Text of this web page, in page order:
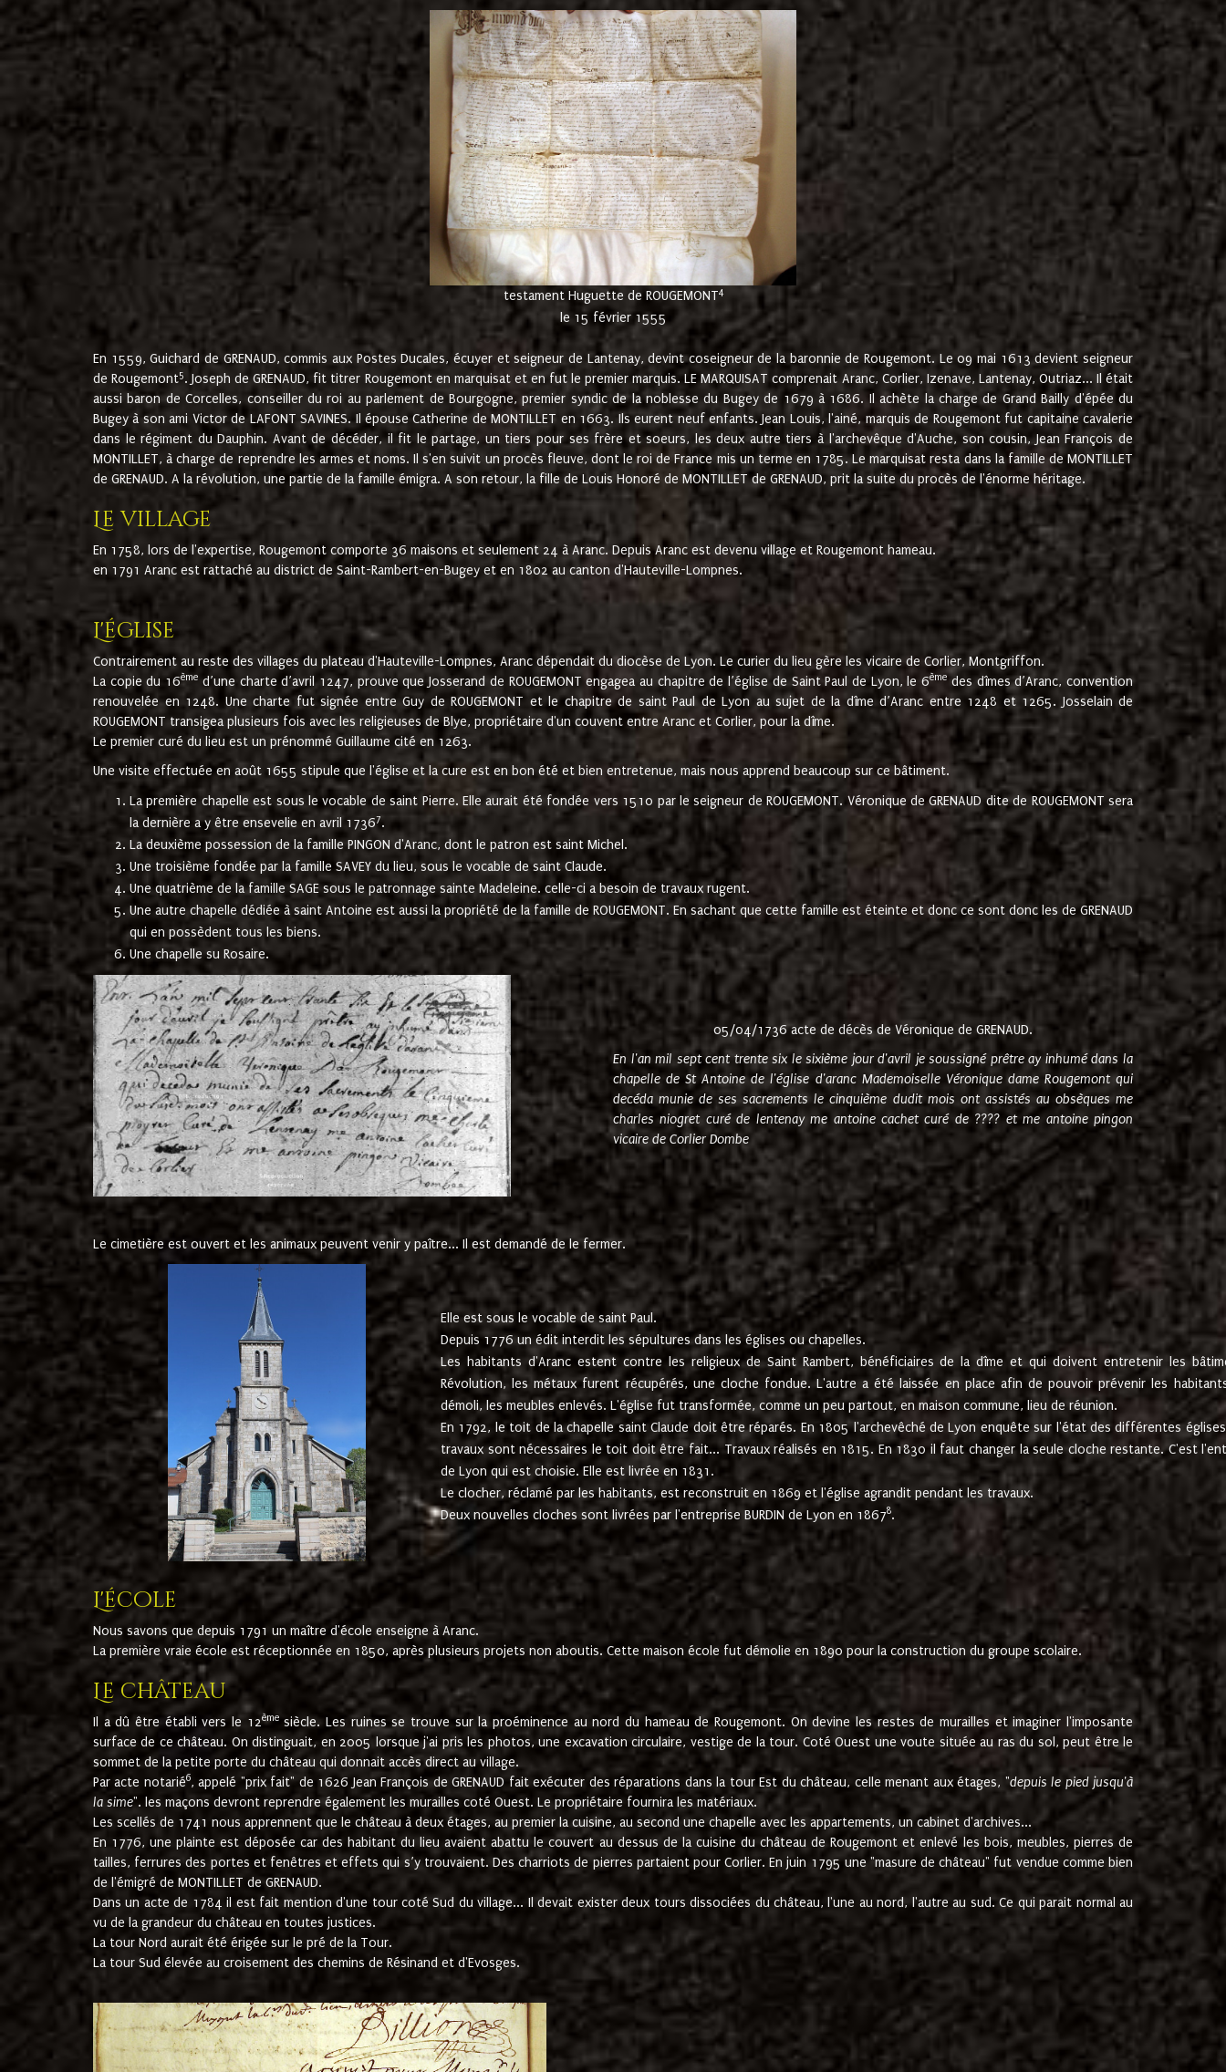
testament Huguette de ROUGEMONT4
le 15 février 1555
En 1559, Guichard de GRENAUD, commis aux Postes Ducales, écuyer et seigneur de Lantenay, devint coseigneur de la baronnie de Rougemont. Le 09 mai 1613 devient seigneur
de Rougemont5. Joseph de GRENAUD, fit titrer Rougemont en marquisat et en fut le premier marquis. LE MARQUISAT comprenait Aranc, Corlier, Izenave, Lantenay, Outriaz... Il était
aussi baron de Corcelles, conseiller du roi au parlement de Bourgogne, premier syndic de la noblesse du Bugey de 1679 à 1686. Il achète la charge de Grand Bailly d'épée du
Bugey à son ami Victor de LAFONT SAVINES. Il épouse Catherine de MONTILLET en 1663. Ils eurent neuf enfants. Jean Louis, l'ainé, marquis de Rougemont fut capitaine cavalerie
dans le régiment du Dauphin. Avant de décéder, il fit le partage, un tiers pour ses frère et soeurs, les deux autre tiers à l'archevêque d'Auche, son cousin, Jean François de
MONTILLET, à charge de reprendre les armes et noms. Il s'en suivit un procès fleuve, dont le roi de France mis un terme en 1785. Le marquisat resta dans la famille de MONTILLET
de GRENAUD. A la révolution, une partie de la famille émigra. A son retour, la fille de Louis Honoré de MONTILLET de GRENAUD, prit la suite du procès de l'énorme héritage.
Le village
En 1758, lors de l'expertise, Rougemont comporte 36 maisons et seulement 24 à Aranc. Depuis Aranc est devenu village et Rougemont hameau.
en 1791 Aranc est rattaché au district de Saint-Rambert-en-Bugey et en 1802 au canton d'Hauteville-Lompnes.
L'église
Contrairement au reste des villages du plateau d'Hauteville-Lompnes, Aranc dépendait du diocèse de Lyon. Le curier du lieu gère les vicaire de Corlier, Montgriffon.
La copie du 16ème d’une charte d’avril 1247, prouve que Josserand de ROUGEMONT engagea au chapitre de l’église de Saint Paul de Lyon, le 6ème des dîmes d’Aranc, convention
renouvelée en 1248. Une charte fut signée entre Guy de ROUGEMONT et le chapitre de saint Paul de Lyon au sujet de la dîme d’Aranc entre 1248 et 1265. Josselain de
ROUGEMONT transigea plusieurs fois avec les religieuses de Blye, propriétaire d'un couvent entre Aranc et Corlier, pour la dîme.
Le premier curé du lieu est un prénommé Guillaume cité en 1263.
Une visite effectuée en août 1655 stipule que l'église et la cure est en bon été et bien entretenue, mais nous apprend beaucoup sur ce bâtiment.
La première chapelle est sous le vocable de saint Pierre. Elle aurait été fondée vers 1510 par le seigneur de ROUGEMONT. Véronique de GRENAUD dite de ROUGEMONT sera
la dernière a y être ensevelie en avril 17367.
La deuxième possession de la famille PINGON d'Aranc, dont le patron est saint Michel.
Une troisième fondée par la famille SAVEY du lieu, sous le vocable de saint Claude.
Une quatrième de la famille SAGE sous le patronnage sainte Madeleine. celle-ci a besoin de travaux rugent.
Une autre chapelle dédiée à saint Antoine est aussi la propriété de la famille de ROUGEMONT. En sachant que cette famille est éteinte et donc ce sont donc les de GRENAUD
qui en possèdent tous les biens.
Une chapelle su Rosaire.
05/04/1736 acte de décès de Véronique de GRENAUD.
En l'an mil sept cent trente six le sixième jour d'avril je soussigné prêtre ay inhumé dans la
chapelle de St Antoine de l'église d'aranc Mademoiselle Véronique dame Rougemont qui
decéda munie de ses sacrements le cinquième dudit mois ont assistés au obsèques me
charles niogret curé de lentenay me antoine cachet curé de ???? et me antoine pingon
vicaire de Corlier Dombe
Le cimetière est ouvert et les animaux peuvent venir y paître... Il est demandé de le fermer.
Elle est sous le vocable de saint Paul.
Depuis 1776 un édit interdit les sépultures dans les églises ou chapelles.
Les habitants d'Aranc estent contre les religieux de Saint Rambert, bénéficiaires de la dîme et qui doivent entretenir les
Révolution, les métaux furent récupérés, une cloche fondue. L'autre a été laissée en place afin de pouvoir prévenir les
démoli, les meubles enlevés. L'église fut transformée, comme un peu partout, en maison commune, lieu de réunion.
En 1792, le toit de la chapelle saint Claude doit être réparés. En 1805 l'archevêché de Lyon enquête sur l'état des différentes
travaux sont nécessaires le toit doit être fait... Travaux réalisés en 1815. En 1830 il faut changer la seule cloche restante. C'est
de Lyon qui est choisie. Elle est livrée en 1831.
Le clocher, réclamé par les habitants, est reconstruit en 1869 et l'église agrandit pendant les travaux.
Deux nouvelles cloches sont livrées par l'entreprise BURDIN de Lyon en 18678.
L'école
Nous savons que depuis 1791 un maître d'école enseigne à Aranc.
La première vraie école est réceptionnée en 1850, après plusieurs projets non aboutis. Cette maison école fut démolie en 1890 pour la construction du groupe scolaire.
Le château
Il a dû être établi vers le 12èmesiècle. Les ruines se trouve sur la proéminence au nord du hameau de Rougemont. On devine les restes de murailles et imaginer l'imposante
surface de ce château. On distinguait, en 2005 lorsque j'ai pris les photos, une excavation circulaire, vestige de la tour. Coté Ouest une voute située au ras du sol, peut être le
sommet de la petite porte du château qui donnait accès direct au village.
Par acte notarié6, appelé "prix fait" de 1626 Jean François de GRENAUD fait exécuter des réparations dans la tour Est du château, celle menant aux étages, "depuis le pied jusqu'à
la sime". les maçons devront reprendre également les murailles coté Ouest. Le propriétaire fournira les matériaux.
Les scellés de 1741 nous apprennent que le château à deux étages, au premier la cuisine, au second une chapelle avec les appartements, un cabinet d'archives...
En 1776, une plainte est déposée car des habitant du lieu avaient abattu le couvert au dessus de la cuisine du château de Rougemont et enlevé les bois, meubles, pierres de
tailles, ferrures des portes et fenêtres et effets qui s’y trouvaient. Des charriots de pierres partaient pour Corlier. En juin 1795 une "masure de château" fut vendue comme bien
de l'émigré de MONTILLET de GRENAUD.
Dans un acte de 1784 il est fait mention d'une tour coté Sud du village... Il devait exister deux tours dissociées du château, l'une au nord, l'autre au sud. Ce qui parait normal au
vu de la grandeur du château en toutes justices.
La tour Nord aurait été érigée sur le pré de la Tour.
La tour Sud élevée au croisement des chemins de Résinand et d'Evosges.